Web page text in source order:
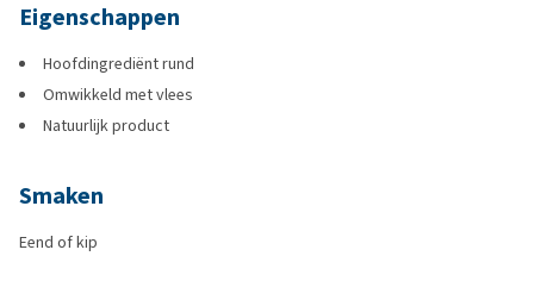
Eigenschappen
Hoofdingrediënt rund
Omwikkeld met vlees
Natuurlijk product
Smaken
Eend of kip